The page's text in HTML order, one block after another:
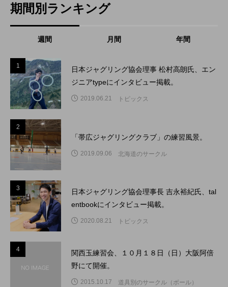
期間別ランキング
週間 月間 年間
1
日本ジャグリング協会理事 松村高朗氏、エン
ジニアtypeにインタビュー掲載。
2019.06.21 トピックス
2
「帯広ジャグリングクラブ」の練習風景。
2019.09.06 北海道のサークル
3
日本ジャグリング協会理事長 吉永裕紀氏、tal
entbookにインタビュー掲載。
2020.08.21 トピックス
4
関西玉練習会、１０月１８日（日）大阪阿倍
野にて開催。
2015.10.17 道具別のサークル（ボール）